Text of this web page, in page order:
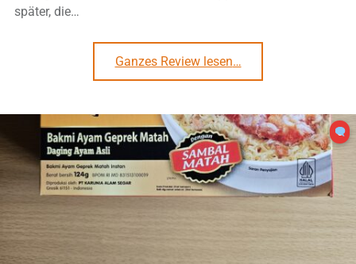
später, die…
Ganzes Review lesen“#3199: Bakmi Mewah „Instan Goreng Rasa Sambal Matah“”
…
0